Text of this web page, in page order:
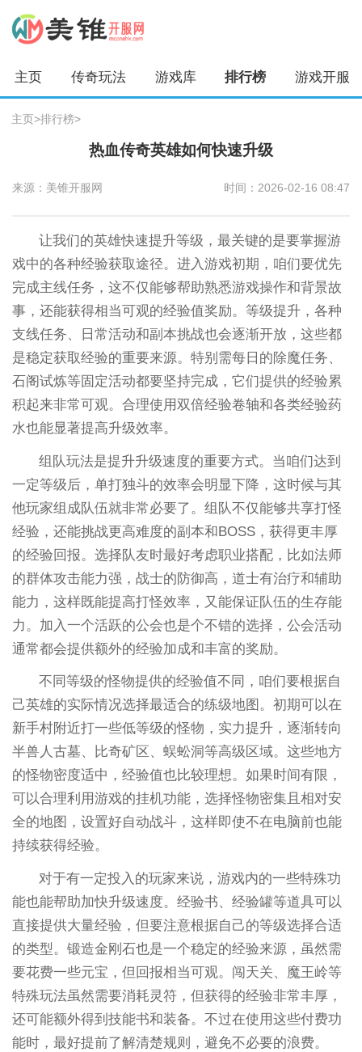
主页 传奇玩法 游戏库 排行榜 游戏开服
主页>排行榜>
热血传奇英雄如何快速升级
来源：美锥开服网 时间：2026-02-16 08:47
让我们的英雄快速提升等级，最关键的是要掌握游
戏中的各种经验获取途径。进入游戏初期，咱们要优先
完成主线任务，这不仅能够帮助熟悉游戏操作和背景故
事，还能获得相当可观的经验值奖励。等级提升，各种
支线任务、日常活动和副本挑战也会逐渐开放，这些都
是稳定获取经验的重要来源。特别需每日的除魔任务、
石阁试炼等固定活动都要坚持完成，它们提供的经验累
积起来非常可观。合理使用双倍经验卷轴和各类经验药
水也能显著提高升级效率。
组队玩法是提升升级速度的重要方式。当咱们达到
一定等级后，单打独斗的效率会明显下降，这时候与其
他玩家组成队伍就非常必要了。组队不仅能够共享打怪
经验，还能挑战更高难度的副本和BOSS，获得更丰厚
的经验回报。选择队友时最好考虑职业搭配，比如法师
的群体攻击能力强，战士的防御高，道士有治疗和辅助
能力，这样既能提高打怪效率，又能保证队伍的生存能
力。加入一个活跃的公会也是个不错的选择，公会活动
通常都会提供额外的经验加成和丰富的奖励。
不同等级的怪物提供的经验值不同，咱们要根据自
己英雄的实际情况选择最适合的练级地图。初期可以在
新手村附近打一些低等级的怪物，实力提升，逐渐转向
半兽人古墓、比奇矿区、蜈蚣洞等高级区域。这些地方
的怪物密度适中，经验值也比较理想。如果时间有限，
可以合理利用游戏的挂机功能，选择怪物密集且相对安
全的地图，设置好自动战斗，这样即使不在电脑前也能
持续获得经验。
对于有一定投入的玩家来说，游戏内的一些特殊功
能也能帮助加快升级速度。经验书、经验罐等道具可以
直接提供大量经验，但要注意根据自己的等级选择合适
的类型。锻造金刚石也是一个稳定的经验来源，虽然需
要花费一些元宝，但回报相当可观。闯天关、魔王岭等
特殊玩法虽然需要消耗灵符，但获得的经验非常丰厚，
还可能额外得到技能书和装备。不过在使用这些付费功
能时，最好提前了解清楚规则，避免不必要的浪费。